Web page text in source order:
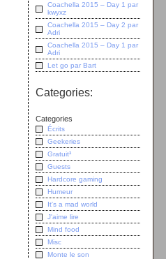
Coachella 2015 – Day 1 par
kwyxz
Coachella 2015 – Day 2 par
Adri
Coachella 2015 – Day 1 par
Adri
Let go par Bart
Categories:
Categories
Écrits
Geekeries
Gratuit³
Guests
Hardcore gaming
Humeur
It's a mad world
J'aime lire
Mind food
Misc
Monte le son